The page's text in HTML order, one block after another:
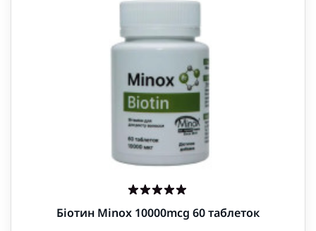
Біотин Minox 10000mcg 60 таблеток